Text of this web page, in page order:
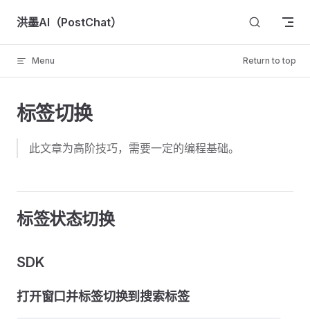
Skip to content
洪墨AI（PostChat）
Menu Return to top
标签切换
此文章为高阶技巧，需要一定的编程基础。
标签状态切换
SDK
打开窗口并标签切换到搜索标签